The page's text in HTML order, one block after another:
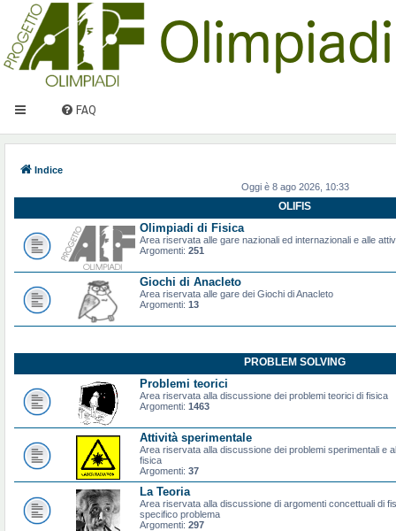
FAQ
Indice
Oggi è 8 ago 2026, 10:33
OLIFIS
Olimpiadi di Fisica
Area riservata alle gare nazionali ed internazionali e alle
Argomenti: 251
Giochi di Anacleto
Area riservata alle gare dei Giochi di Anacleto
Argomenti: 13
PROBLEM SOLVING
Problemi teorici
Area riservata alla discussione dei problemi teorici di fisica
Argomenti: 1463
Attività sperimentale
Area riservata alla discussione dei problemi sperimentali e
fisica
Argomenti: 37
La Teoria
Area riservata alla discussione di argomenti concettuali di
specifico problema
Argomenti: 297